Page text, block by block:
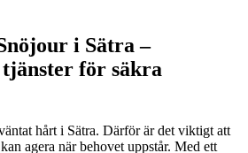
i Sätra –
för säkra
hårt i Sätra. Därför är det viktigt att
agera när behovet uppstår. Med ett